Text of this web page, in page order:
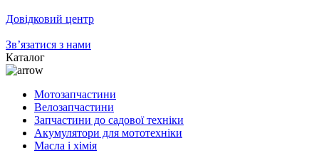
Довідковий центр
Зв’язатися з нами
Каталог
Мотозапчастини
Велозапчастини
Запчастини до садової техніки
Акумулятори для мототехніки
Масла і хімія